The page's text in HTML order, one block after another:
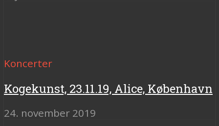
Koncerter
Kogekunst, 23.11.19, Alice, København
24. november 2019